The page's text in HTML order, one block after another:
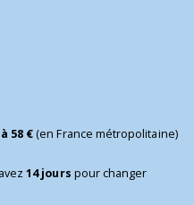
58 €(en France métropolitaine)
14 jours pour changer